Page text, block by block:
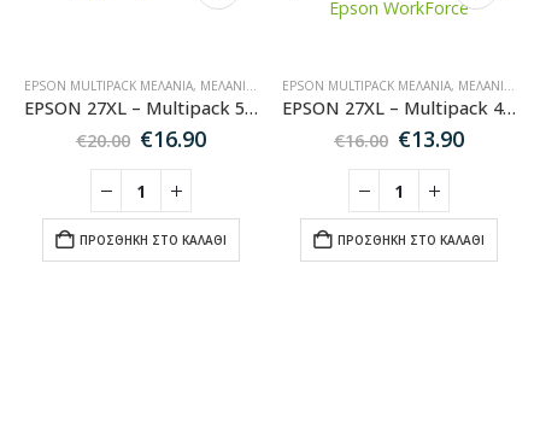
MULTIPACK ΜΕΛΆΝΙΑ
,EPSON ΜΕΛΆΝΙΑ ΕΚΤΥΠΩΤΏΝ, MULTIPACK ΜΕΛΆΝΙΑ
EPSON MULTIPACK ΜΕΛΆΝΙΑ, ΜΕΛΆΝΙΑ ΕΚΤΥΠΩΤΏΝ ,MULTIPACK ΜΕΛΆΝΙΑ ,EPSON
EPSON 27XL – Multipack 5 Συμβατών Μελανιών για Εκτυπωτές Epson WF
€20.00 Original
was:
€20.00.
€16.90Η
€16.90.
ΠΡΟΣΘΉΚΗ ΣΤΟ ΚΑΛΆΘΙ
EPSON MULTIPACK ΜΕΛΆΝΙΑ, ΜΕΛΆΝΙΑ ΕΚΤΥΠΩΤΏΝ
EPSON 27XL – Multipack 4 Συμβατών Μελανιών για Εκτυπωτές Epson WF
€16.00 Original
was:
€16.00.
€13.90Η
€13.90.
ΠΡΟΣΘΉΚΗ ΣΤΟ ΚΑΛΆΘΙ